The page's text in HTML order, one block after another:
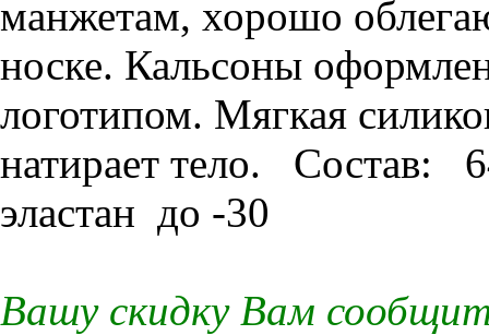
манжетам, хорошо
носке. Кальсоны
логотипом. Мягкая
натирает тело. Состав:
эластан до -30
Вашу скидку Вам